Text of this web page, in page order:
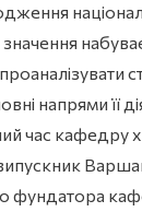
напрями її
час кафедру
фундатора